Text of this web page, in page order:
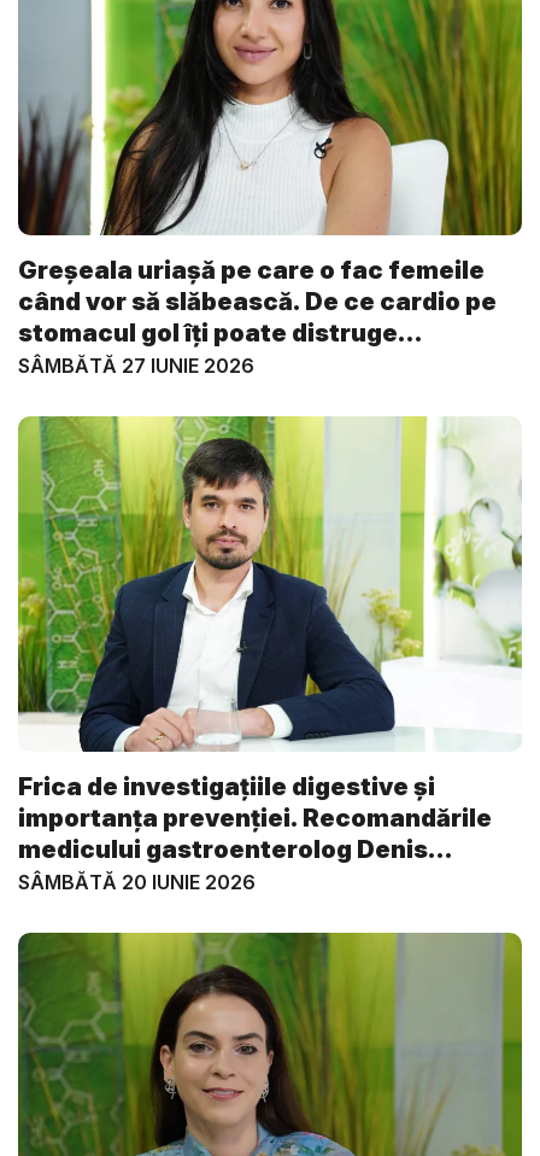
Greșeala uriașă pe care o fac femeile
când vor să slăbească. De ce cardio pe
stomacul gol îți poate distruge
metabol...
SÂMBĂTĂ 27 IUNIE 2026
Frica de investigațiile digestive și
importanța prevenției. Recomandările
medicului gastroenterolog Denis
Ardel...
SÂMBĂTĂ 20 IUNIE 2026